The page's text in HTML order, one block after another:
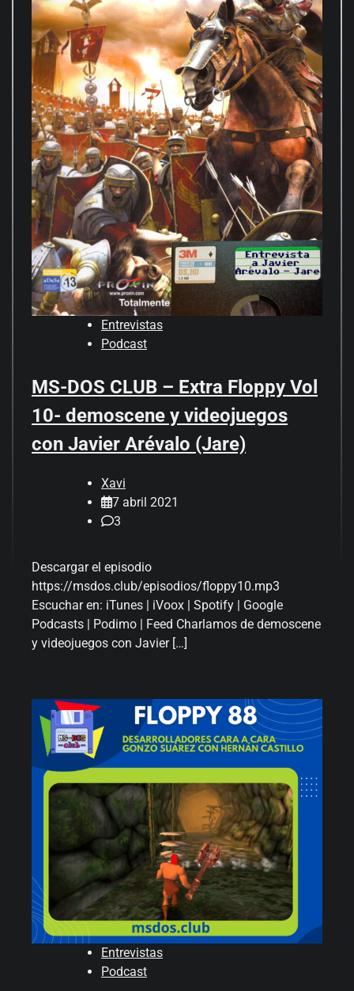
Entrevistas
Podcast
MS-DOS CLUB – Extra Floppy Vol
10- demoscene y videojuegos
con Javier Arévalo (Jare)
Xavi
7 abril 2021
3
Descargar el episodio
https://msdos.club/episodios/floppy10 .mp3
Escuchar en: iTunes | iVoox | Spotify | Google
Podcasts | Podimo | Feed Charlamos de demoscene
y videojuegos con Javier […]
Entrevistas
Podcast